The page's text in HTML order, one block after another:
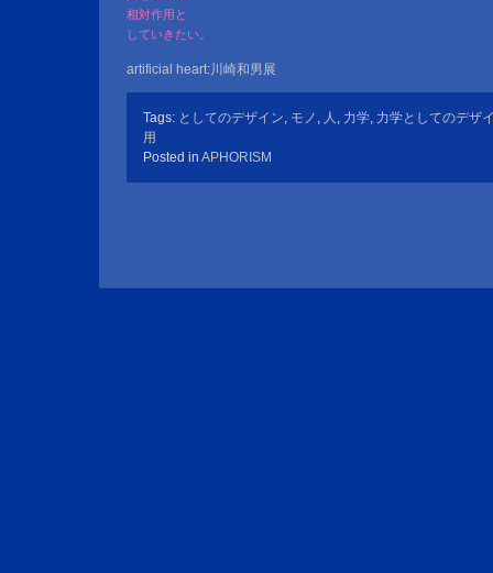
相対作用と
していきたい。
artificial heart:川崎和男展
Tags: としてのデザイン, モノ , 人 , 力学, 力学としてのデザ
用
Posted in APHORISM